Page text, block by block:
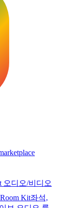
오디오/비디오
Kit좌석,